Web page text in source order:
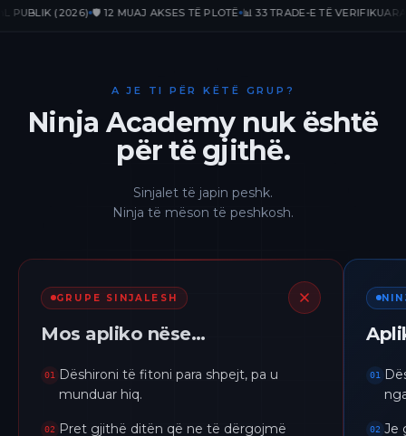
(2026) 🛡️ 12 MUAJ AKSES TË PLOTË 📊 33 TRADE-E TË VERIFIKUARA 📈
A JE TI PËR KËTË GRUP?
Ninja Academy nuk është
për të gjithë.
Sinjalet të japin peshk.
Ninja të mëson të peshkosh.
GRUPE SINJALESH
Mos apliko nëse…
01
Dëshironi të fitoni para shpejt, pa u
munduar hiq.
02
Pret gjithë ditën që ne të dërgojmë
01
02 Je